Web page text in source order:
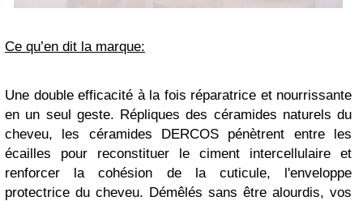
Ce qu’en dit la marque:
Une double efficacité à la fois réparatrice et nourrissante
en un seul geste. Répliques des céramides naturels du
cheveu, les céramides DERCOS pénètrent entre les
écailles pour reconstituer le ciment intercellulaire et
renforcer la cohésion de la cuticule, l'enveloppe
protectrice du cheveu. Démêlés sans être alourdis, vos